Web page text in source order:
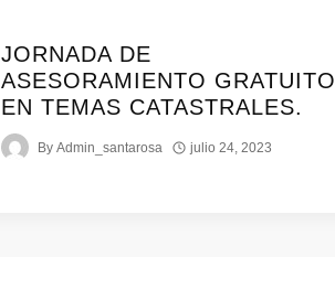
JORNADA DE
ASESORAMIENTO GRATUITO
EN TEMAS CATASTRALES.
By Admin_santarosa julio 24, 2023